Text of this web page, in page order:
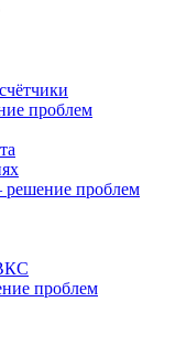
проблем
проблем
проблем